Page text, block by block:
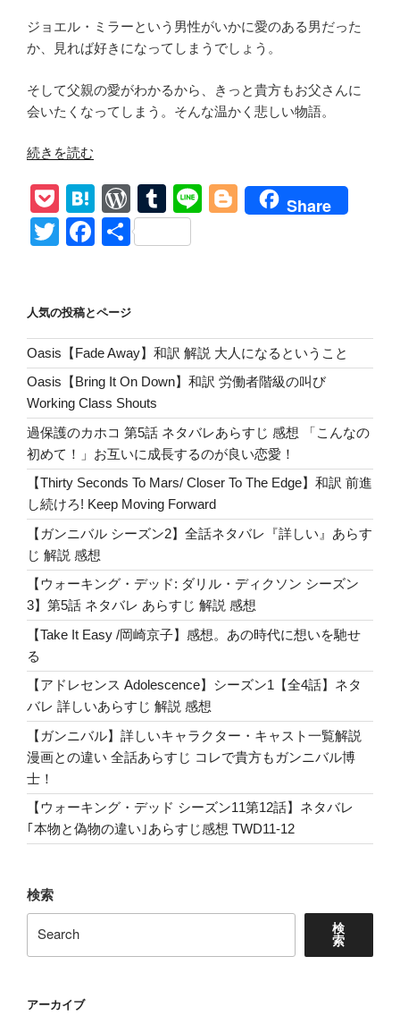
ジョエル・ミラーという男性がいかに愛のある男だった
か、見れば好きになってしまうでしょう。
そして父親の愛がわかるから、きっと貴方もお父さんに
会いたくなってしまう。そんな温かく悲しい物語。
“【THE
OF
US
ラ
ブ・
ア
ス
シ
ー
ズ
ン
2】
6
話
ネ
タ
バ
レ
解
説
詳
し
い
あ
ら
す
じ
ョ
の
続きを読む
P
o
ck
H
at
e
a
W
or
d
e
ss
T
u
m
Li
Bl
Share
T
er
F
e
b
o
o
k
共
人気の投稿とページ
Oasis【Fade Away】和訳 解説 大人になるということ
Oasis【Bring It On Down】和訳 労働者階級の叫び
Working Class Shouts
過保護のカホコ 第5話 ネタバレあらすじ 感想 「こんなの
初めて！」お互いに成長するのが良い恋愛！
【Thirty Seconds To Mars/ Closer To The Edge】和訳 前進
し続けろ! Keep Moving Forward
【ガンニバル シーズン2】全話ネタバレ『詳しい』あらす
じ 解説 感想
【ウォーキング・デッド: ダリル・ディクソン シーズン
3】第5話 ネタバレ あらすじ 解説 感想
【Take It Easy /岡崎京子】感想。あの時代に想いを馳せ
る
【アドレセンス Adolescence】シーズン1【全4話】ネタ
バレ 詳しいあらすじ 解説 感想
【ガンニバル】詳しいキャラクター・キャスト一覧解説
漫画との違い 全話あらすじ コレで貴方もガンニバル博
士！
【ウォーキング・デッド シーズン11第12話】ネタバレ
｢本物と偽物の違い｣あらすじ感想 TWD11-12
検索
検
索
アーカイブ